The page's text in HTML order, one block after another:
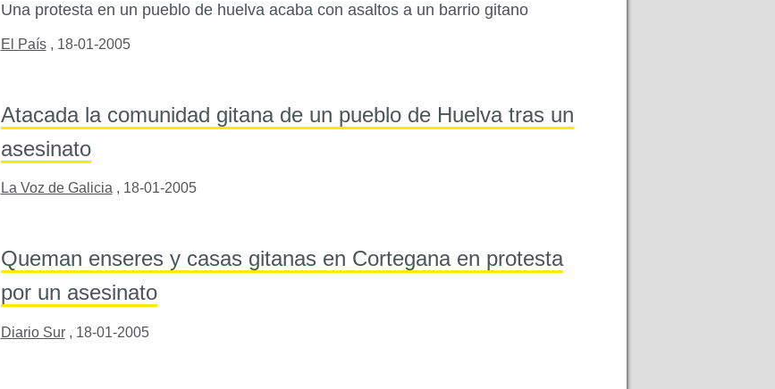
Una protesta en un pueblo de huelva acaba con asaltos a un barrio gitano
El País , 18-01-2005
Atacada la comunidad gitana de un pueblo de Huelva tras un
asesinato
La Voz de Galicia , 18-01-2005
Queman enseres y casas gitanas en Cortegana en protesta
por un asesinato
Diario Sur , 18-01-2005